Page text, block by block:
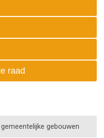
raad
gebouwen